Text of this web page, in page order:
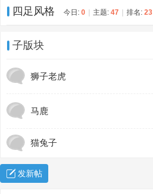
四足风格 今日: 0 主题: 47 排名: 23
子版块
狮子老虎
马鹿
猫兔子
发新帖